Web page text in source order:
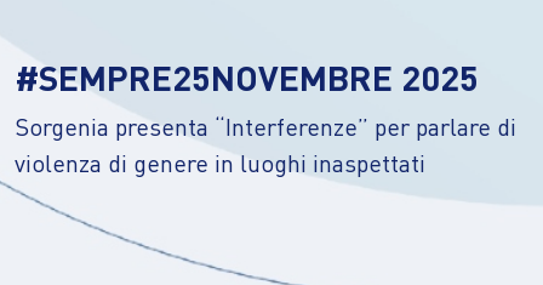
#SEMPRE25NOVEMBRE 2025
Sorgenia presenta “Interferenze” per parlare di
violenza di genere in luoghi inaspettati